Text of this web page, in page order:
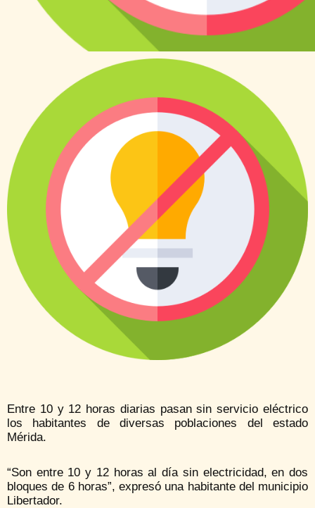
Entre 10 y 12 horas diarias pasan sin servicio eléctrico
los habitantes de diversas poblaciones del estado
Mérida.
“Son entre 10 y 12 horas al día sin electricidad, en dos
bloques de 6 horas”, expresó una habitante del municipio
Libertador.